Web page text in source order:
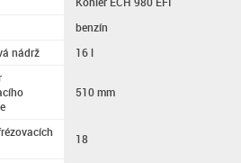
benzín
nádrž
16 l
510 mm
18